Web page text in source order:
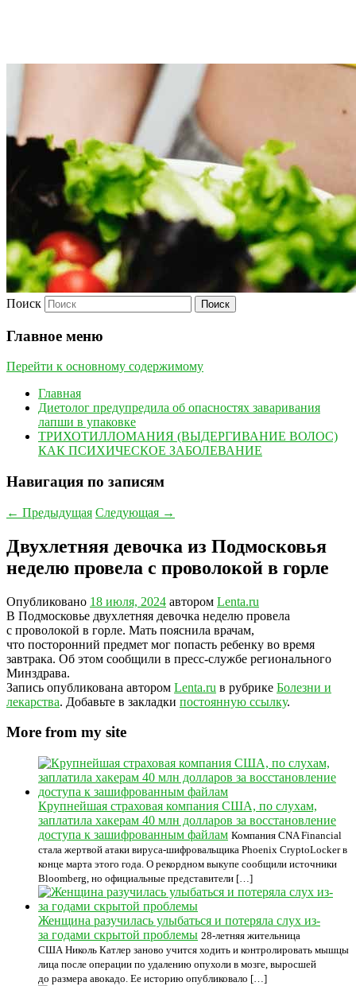
Поиск
Главное меню
Перейти к основному содержимому
Главная
Диетолог предупредила об опасностях заваривания
лапши в упаковке
ТРИХОТИЛЛОМАНИЯ (ВЫДЕРГИВАНИЕ ВОЛОС)
КАК ПСИХИЧЕСКОЕ ЗАБОЛЕВАНИЕ
Навигация по записям
← Предыдущая Следующая →
Двухлетняя девочка из Подмосковья
неделю провела с проволокой в горле
Опубликовано 18 июля, 2024 автором Lenta.ru
В Подмосковье двухлетняя девочка неделю провела
с проволокой в горле. Мать пояснила врачам,
что посторонний предмет мог попасть ребенку во время
завтрака. Об этом сообщили в пресс-службе регионального
Минздрава.
Запись опубликована автором Lenta.ru в рубрике Болезни и
лекарства. Добавьте в закладки постоянную ссылку.
More from my site
Крупнейшая страховая компания США, по слухам,
заплатила хакерам 40 млн долларов за восстановление
доступа к зашифрованным файлам Компания CNA Financial
стала жертвой атаки вируса-шифровальщика Phoenix CryptoLocker в
конце марта этого года. О рекордном выкупе сообщили источники
Bloomberg, но официальные представители […]
Женщина разучилась улыбаться и потеряла слух из-
за годами скрытой проблемы 28-летняя жительница
США Николь Катлер заново учится ходить и контролировать мышцы
лица после операции по удалению опухоли в мозге, выросшей
до размера авокадо. Ее историю опубликовало […]